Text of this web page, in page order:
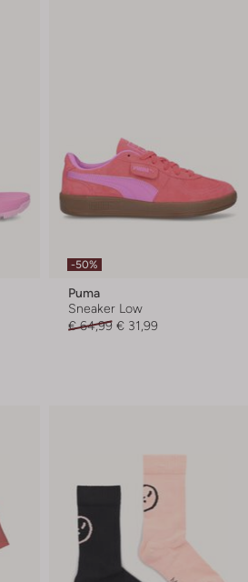
-50%
Puma
Sneaker Low
€ 64,99 € 31,99